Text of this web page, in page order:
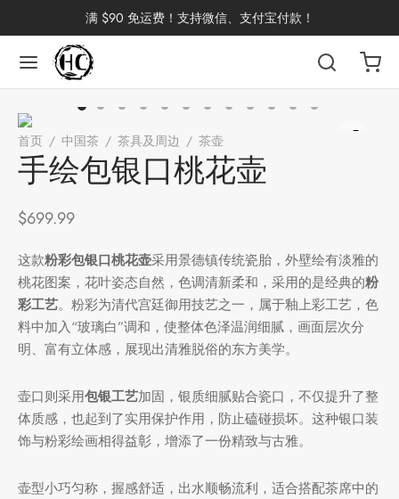
满 $90 免运费！支持微信、支付宝付款！
首页 / 中国茶 / 茶具及周边 / 茶壶
手绘包银口桃花壶
$699.99
这款粉彩包银口桃花壶采用景德镇传统瓷胎，外壁绘有淡雅的
桃花图案，花叶姿态自然，色调清新柔和，采用的是经典的粉
彩工艺。粉彩为清代宫廷御用技艺之一，属于釉上彩工艺，色
料中加入“玻璃白”调和，使整体色泽温润细腻，画面层次分
明、富有立体感，展现出清雅脱俗的东方美学。
壶口则采用包银工艺加固，银质细腻贴合瓷口，不仅提升了整
体质感，也起到了实用保护作用，防止磕碰损坏。这种银口装
饰与粉彩绘画相得益彰，增添了一份精致与古雅。
壶型小巧匀称，握感舒适，出水顺畅流利，适合搭配茶席中的
茶
分类
分类
茶坊
因含量分类
分类
分类
周边
装